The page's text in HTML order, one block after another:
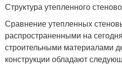
Структура утепленного
Сравнение утепленных
распространенными на
строительными материалами
конструкции обладают